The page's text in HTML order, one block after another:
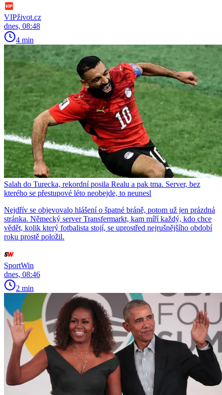
VIPživot.cz
dnes, 08:48
4 min
Salah do Turecka, rekordní posila Realu a pak tma. Server, bez
kterého se přestupové léto neobejde, to neunesl
Nejdřív se objevovalo hlášení o špatné bráně, potom už jen prázdná
stránka. Německý server Transfermarkt, kam míří každý, kdo chce
vědět, kolik který fotbalista stojí, se uprostřed nejrušnějšího období
roku prostě položil.
SportWin
dnes, 08:46
2 min